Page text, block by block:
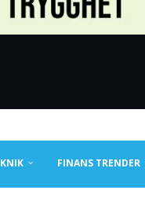
FINANS TRENDER